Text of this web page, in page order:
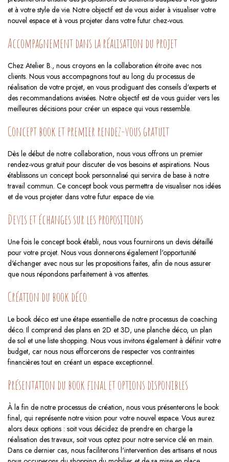
et à votre style de vie. Notre objectif est de vous aider à visualiser votre
nouvel espace et à vous projeter dans votre futur chez-vous.
Accompagnement dans la réalisation du projet
Chez Atelier B., nous croyons en la collaboration étroite avec nos
clients. Nous vous accompagnons tout au long du processus de
réalisation de votre projet, en vous prodiguant des conseils d'experts et
des recommandations avisées. Notre objectif est de vous guider vers les
meilleures décisions pour créer un espace qui vous ressemble.
Concept book et premier rendez-vous gratuit
Dès le début de notre collaboration, nous vous offrons un premier
rendez-vous gratuit pour discuter de vos besoins et aspirations. Nous
établissons un concept book personnalisé qui servira de base à notre
travail commun. Ce concept book vous permettra de visualiser nos idées
et de vous projeter dans votre futur espace de vie.
Devis et échanges sur les propositions
Une fois le concept book établi, nous vous fournirons un devis détaillé
pour votre projet. Nous vous donnerons également l'opportunité
d'échanger avec nous sur les propositions faites, afin de nous assurer
que nous répondons parfaitement à vos attentes.
Création du book déco
Le book déco est une étape essentielle de notre processus de coaching
déco. Il comprend des plans en 2D et 3D, une planche déco, un plan
de sol et une liste shopping. Nous vous invitons également à définir votre
budget, car nous nous efforcerons de respecter vos contraintes
financières tout en créant un espace exceptionnel.
Présentation du book final et options disponibles
À la fin de notre processus de création, nous vous présenterons le book
final, qui représente notre vision pour votre nouvel espace. Vous aurez
alors deux options : soit vous décidez de prendre en charge la
réalisation des travaux, soit vous optez pour notre service clé en main.
Dans ce dernier cas, nous faciliterons l'intervention des artisans et nous